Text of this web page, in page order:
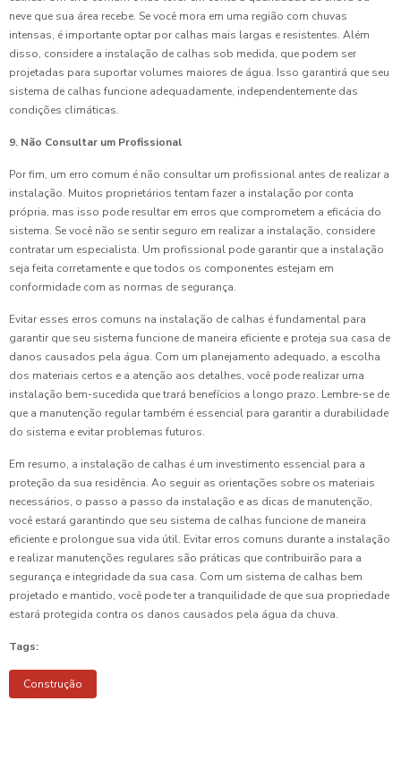
neve que sua área recebe. Se você mora em uma região com chuvas
intensas, é importante optar por calhas mais largas e resistentes. Além
disso, considere a instalação de calhas sob medida, que podem ser
projetadas para suportar volumes maiores de água. Isso garantirá que seu
sistema de calhas funcione adequadamente, independentemente das
condições climáticas.
9. Não Consultar um Profissional
Por fim, um erro comum é não consultar um profissional antes de realizar a
instalação. Muitos proprietários tentam fazer a instalação por conta
própria, mas isso pode resultar em erros que comprometem a eficácia do
sistema. Se você não se sentir seguro em realizar a instalação, considere
contratar um especialista. Um profissional pode garantir que a instalação
seja feita corretamente e que todos os componentes estejam em
conformidade com as normas de segurança.
Evitar esses erros comuns na instalação de calhas é fundamental para
garantir que seu sistema funcione de maneira eficiente e proteja sua casa de
danos causados pela água. Com um planejamento adequado, a escolha
dos materiais certos e a atenção aos detalhes, você pode realizar uma
instalação bem-sucedida que trará benefícios a longo prazo. Lembre-se de
que a manutenção regular também é essencial para garantir a durabilidade
do sistema e evitar problemas futuros.
Em resumo, a instalação de calhas é um investimento essencial para a
proteção da sua residência. Ao seguir as orientações sobre os materiais
necessários, o passo a passo da instalação e as dicas de manutenção,
você estará garantindo que seu sistema de calhas funcione de maneira
eficiente e prolongue sua vida útil. Evitar erros comuns durante a instalação
e realizar manutenções regulares são práticas que contribuirão para a
segurança e integridade da sua casa. Com um sistema de calhas bem
projetado e mantido, você pode ter a tranquilidade de que sua propriedade
estará protegida contra os danos causados pela água da chuva.
Tags:
Construção